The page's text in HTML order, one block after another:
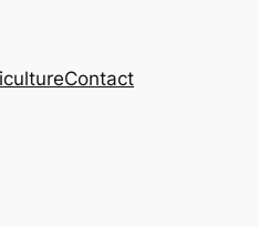
Contact